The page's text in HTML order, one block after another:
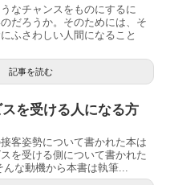
なチャンスをものにするに
だろうか。そのためには、そ
ふさわしい人間になること
記事を読む
スを受ける人になる方
客姿勢について書かれた本は
を受ける側について書かれた
な動機から本書は執筆...